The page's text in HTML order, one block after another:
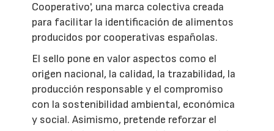
Cooperativo', una marca colectiva creada
para facilitar la identificación de alimentos
producidos por cooperativas españolas.
El sello pone en valor aspectos como el
origen nacional, la calidad, la trazabilidad, la
producción responsable y el compromiso
con la sostenibilidad ambiental, económica
y social. Asimismo, pretende reforzar el